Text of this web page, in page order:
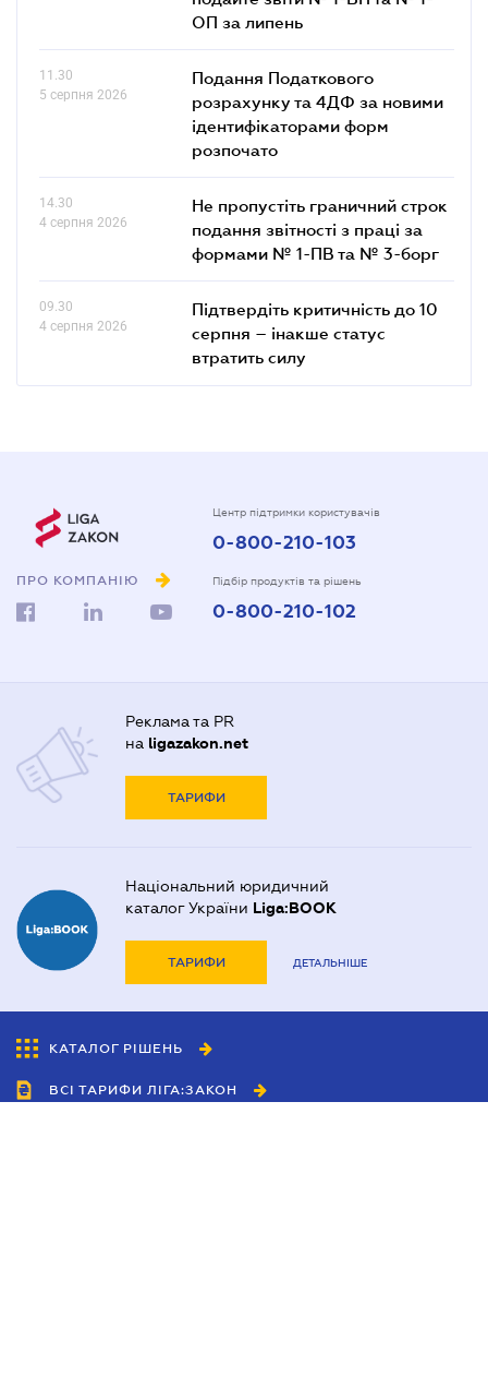
ОП за липень
11.30
5 серпня 2026
Подання Податкового
розрахунку та 4ДФ за новими
ідентифікаторами форм
розпочато
14.30
4 серпня 2026
Не пропустіть граничний строк
подання звітності з праці за
формами № 1-ПВ та № 3-борг
09.30
4 серпня 2026
Підтвердіть критичність до 10
серпня – інакше статус
втратить силу
ПРО КОМПАНІЮ
Центр підтримки користувачів
0-800-210-103
Підбір продуктів та рішень
0-800-210-102
Реклама та PR
на ligazakon.net
ТАРИФИ
Національний юридичний
каталог України Liga:BOOK
ТАРИФИ ДЕТАЛЬНІШЕ
КАТАЛОГ РІШЕНЬ
ВСІ ТАРИФИ ЛІГА:ЗАКОН